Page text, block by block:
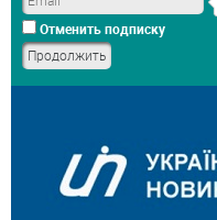
Отменить подписку